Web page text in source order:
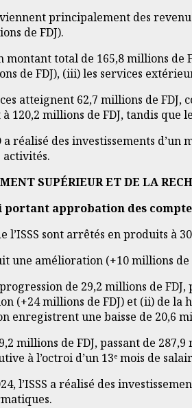
principalement des
de FDJ).
montant total de 165,8 millions
de FDJ), (iii) les services
atteignent 62,7 millions de FDJ,
120,2 millions de FDJ, tandis
a réalisé des investissements
activités.
SUPÉRIEUR ET DE LA
portant approbation des
l’ISSS sont arrêtés en produits à
une amélioration (+10 millions de
de 29,2 millions de
(+24 millions de FDJ) et (ii) de
enregistrent une baisse de 20,6
millions de FDJ, passant de
à l’octroi d’un 13ᵉ mois de
l’ISSS a réalisé des